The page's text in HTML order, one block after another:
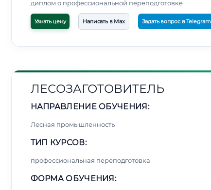
диплом о профессиональной переподготовке
Узнать цену Написать в Max Задать вопрос в Telegram
ЛЕСОЗАГОТОВИТЕЛЬ
НАПРАВЛЕНИЕ ОБУЧЕНИЯ:
Лесная промышленность
ТИП КУРСОВ:
профессиональная переподготовка
ФОРМА ОБУЧЕНИЯ: